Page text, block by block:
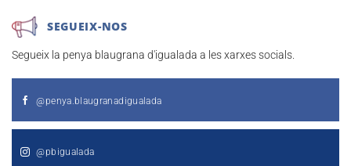
SEGUEIX-NOS
Segueix la penya blaugrana d'igualada a les xarxes socials.
@penya.blaugranadigualada
@pbigualada